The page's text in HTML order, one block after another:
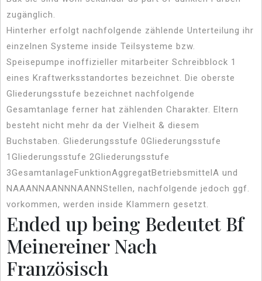
zugänglich.
Hinterher erfolgt nachfolgende zählende Unterteilung ihr
einzelnen Systeme inside Teilsysteme bzw.
Speisepumpe inoffizieller mitarbeiter Schreibblock 1
eines Kraftwerksstandortes bezeichnet. Die oberste
Gliederungsstufe bezeichnet nachfolgende
Gesamtanlage ferner hat zählenden Charakter. Eltern
besteht nicht mehr da der Vielheit & diesem
Buchstaben. Gliederungsstufe 0Gliederungsstufe
1Gliederungsstufe 2Gliederungsstufe
3GesamtanlageFunktionAggregatBetriebsmittelA und
NAAANNAANNNAANNStellen, nachfolgende jedoch ggf.
vorkommen, werden inside Klammern gesetzt.
Ended up being Bedeutet Bf
Meinereiner Nach
Französisch